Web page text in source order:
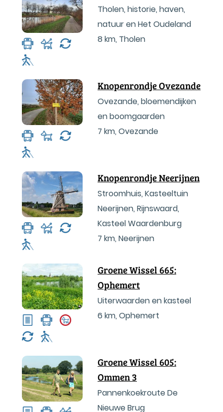
Tholen, historie, haven,
natuur en Het Oudeland
8 km, Tholen
Knopenrondje Ovezande
Ovezande, bloemendijken
en boomgaarden
7 km, Ovezande
Knopenrondje Neerijnen
Stroomhuis, Kasteeltuin
Neerijnen, Rijnswaard,
Kasteel Waardenburg
7 km, Neerijnen
Groene Wissel 665:
Ophemert
Uiterwaarden en kasteel
6 km, Ophemert
Groene Wissel 605:
Ommen 3
Pannenkoekroute De
Nieuwe Brug